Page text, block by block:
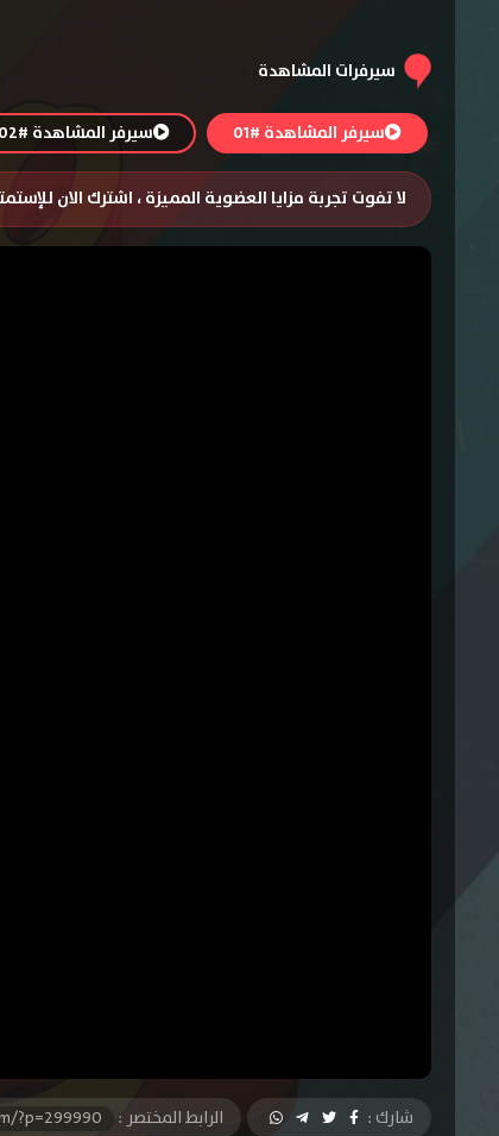
سيرفرات المشاهدة
سيرفر المشاهدة #01 سيرفر المشاهدة #02
لا تفوت تجربة مزايا العضوية المميزة ، اشترك الان
شارك : الرابط المختصر : ?p=299990